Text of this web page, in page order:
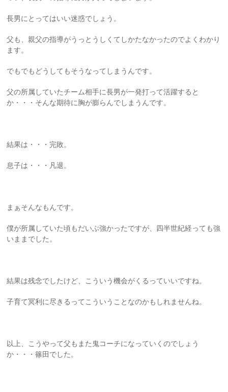
長男にとってはいい迷惑でしょう。
父も、親父の指導がうっとうしくてしかたなかったのでよくわかり
ます。
でもでもどうしてもそうなってしまうんです。
父の所属していたチーム相手に長男が一発打って活躍すると
か・・・そんな期待に胸が膨らんでしまうんです。
結果は・・・完敗。
息子は・・・凡退。
まぁそんなもんです。
僕が所属していた頃もだいぶ強かったですが、四半世紀経っても強
いままでした。
結果は残念でしたけど、こういう機会がくるっていいですね。
子育て冥利に尽きるってこういうことなのかもしれませんね。
以上、こうやって父もまた鬼コーチになっていくのでしょう
か・・・篠田でした。